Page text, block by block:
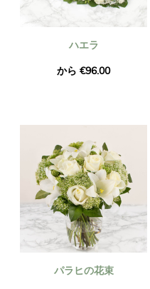
ハエラ
から €96.00
パラヒの花束